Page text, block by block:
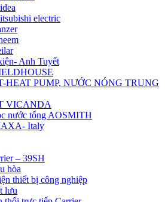
electric
Anh Tuyết
HEAT PUMP, NƯỚC NÓNG TRUNG
VICANDA
nước tổng AOSMITH
Italy
– 39SH
hòa
thiết bị công nghiệp
lưu